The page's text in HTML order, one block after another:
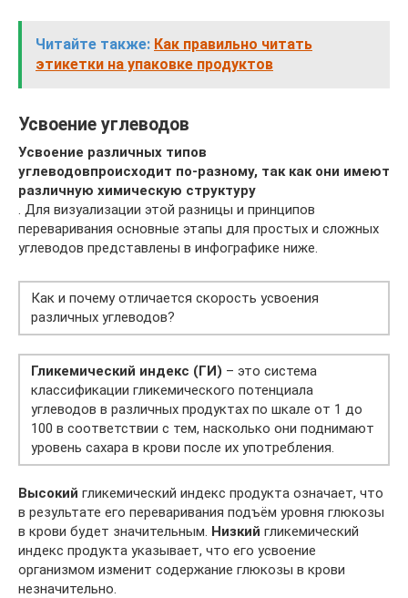
Читайте также: Как правильно читать
этикетки на упаковке продуктов
Усвоение углеводов
Усвоение различных типов
углеводовпроисходит по-разному, так как они имеют
различную химическую структуру
. Для визуализации этой разницы и принципов
переваривания основные этапы для простых и сложных
углеводов представлены в инфографике ниже.
Как и почему отличается скорость усвоения
различных углеводов?
Гликемический индекс (ГИ) – это система
классификации гликемического потенциала
углеводов в различных продуктах по шкале от 1 до
100 в соответствии с тем, насколько они поднимают
уровень сахара в крови после их употребления.
Высокий гликемический индекс продукта означает, что
в результате его переваривания подъём уровня глюкозы
в крови будет значительным. Низкий гликемический
индекс продукта указывает, что его усвоение
организмом изменит содержание глюкозы в крови
незначительно.